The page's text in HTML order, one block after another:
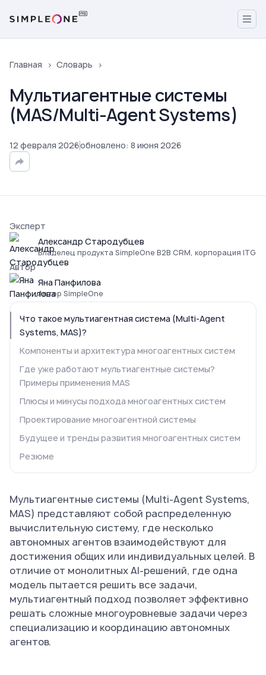
Главная Словарь
Мультиагентные системы
(MAS/Multi-Agent Systems)
12 февраля 2026обновлено: 8 июня 2026
Мультиагентные системы (Multi-Agent Systems,
MAS) представляют собой распределенную
вычислительную систему, где несколько
автономных агентов взаимодействуют для
достижения общих или индивидуальных целей. В
отличие от монолитных AI-решений, где одна
модель пытается решить все задачи,
мультиагентный подход позволяет эффективно
решать сложные многоуровневые задачи через
специализацию и координацию автономных
агентов.
Эксперт
Александр Стародубцев
Владелец продукта SimpleOne B2B CRM, корпорация ITG
Автор
Яна Панфилова
Автор SimpleOne
Что такое мультиагентная система (Multi-Agent
Systems, MAS)?
Компоненты и архитектура многоагентных систем
Где уже работают мультиагентные системы?
Примеры применения MAS
Плюсы и минусы подхода многоагентных систем
Проектирование многоагентной системы
Будущее и тренды развития многоагентных систем
Резюме